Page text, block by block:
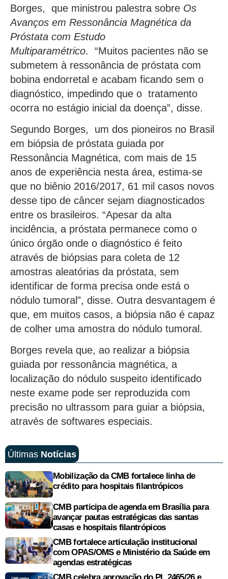
Borges, que ministrou palestra sobre Os
Avanços em Ressonância Magnética da
Próstata com Estudo
Multiparamétrico. “Muitos pacientes não se
submetem à ressonância de próstata com
bobina endorretal e acabam ficando sem o
diagnóstico, impedindo que o tratamento
ocorra no estágio inicial da doença”, disse.
Segundo Borges, um dos pioneiros no Brasil
em biópsia de próstata guiada por
Ressonância Magnética, com mais de 15
anos de experiência nesta área, estima-se
que no biênio 2016/2017, 61 mil casos novos
desse tipo de câncer sejam diagnosticados
entre os brasileiros. “Apesar da alta
incidência, a próstata permanece como o
único órgão onde o diagnóstico é feito
através de biópsias para coleta de 12
amostras aleatórias da próstata, sem
identificar de forma precisa onde está o
nódulo tumoral”, disse. Outra desvantagem é
que, em muitos casos, a biópsia não é capaz
de colher uma amostra do nódulo tumoral.
Borges revela que, ao realizar a biópsia
guiada por ressonância magnética, a
localização do nódulo suspeito identificado
neste exame pode ser reproduzida com
precisão no ultrassom para guiar a biópsia,
através de softwares especiais.
Últimas Notícias
Mobilização da CMB fortalece linha de
crédito para hospitais filantrópicos
CMB participa de agenda em Brasília para
avançar pautas estratégicas das santas
casas e hospitais filantrópicos
CMB fortalece articulação institucional
com OPAS/OMS e Ministério da Saúde em
agendas estratégicas